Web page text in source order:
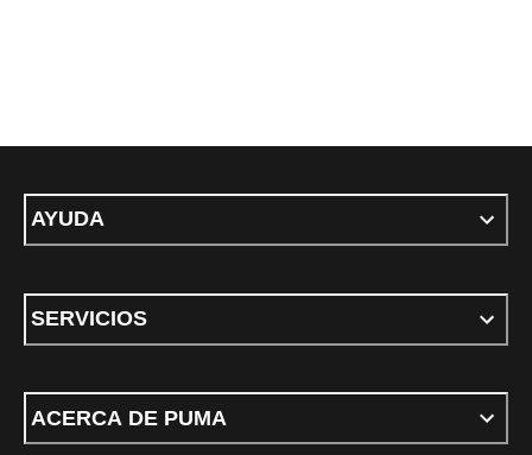
AYUDA
SERVICIOS
ACERCA DE PUMA